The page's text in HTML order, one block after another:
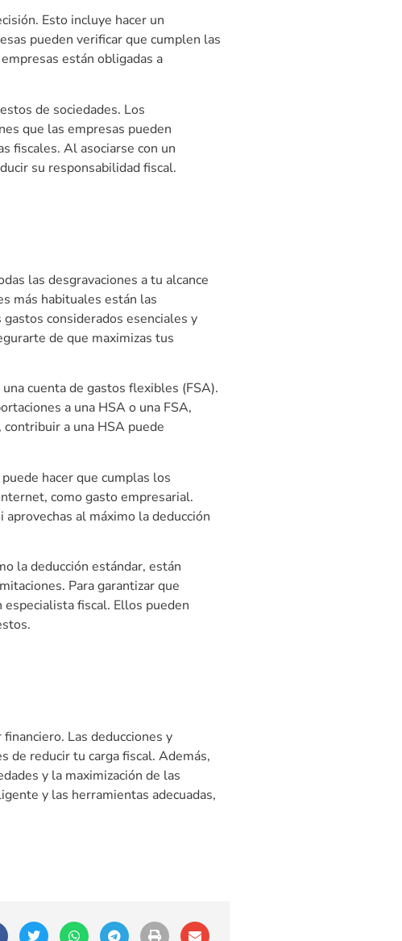
Esto incluye hacer un
pueden verificar que cumplen las
están obligadas a
de sociedades. Los
que las empresas pueden
fiscales. Al asociarse con un
su responsabilidad fiscal.
las desgravaciones a tu alcance
más habituales están las
considerados esenciales y
de que maximizas tus
cuenta de gastos flexibles (FSA).
a una HSA o una FSA,
a una HSA puede
hacer que cumplas los
como gasto empresarial.
al máximo la deducción
la deducción estándar, están
Para garantizar que
fiscal. Ellos pueden
Las deducciones y
de reducir tu carga fiscal. Además,
y la maximización de las
y las herramientas adecuadas,